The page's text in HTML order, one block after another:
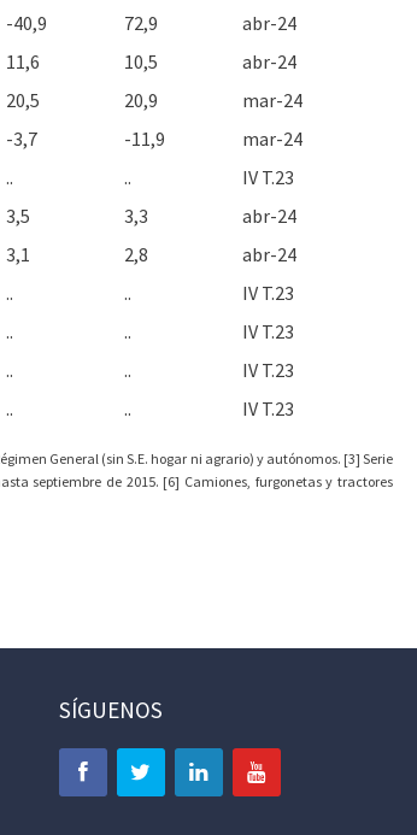
-40,9 72,9
abr-24
11,6 10,5
abr-24
20,5 20,9
mar-24
-3,7 -11,9
mar-24
.. ..
IV T.23
3,5 3,3
abr-24
3,1 2,8
abr-24
.. ..
IV T.23
.. ..
IV T.23
.. ..
IV T.23
.. .. IV T.23
General (sin S.E. hogar ni agrario) y autónomos. [3] Serie
septiembre de 2015. [6] Camiones, furgonetas y tractores
SÍGUENOS